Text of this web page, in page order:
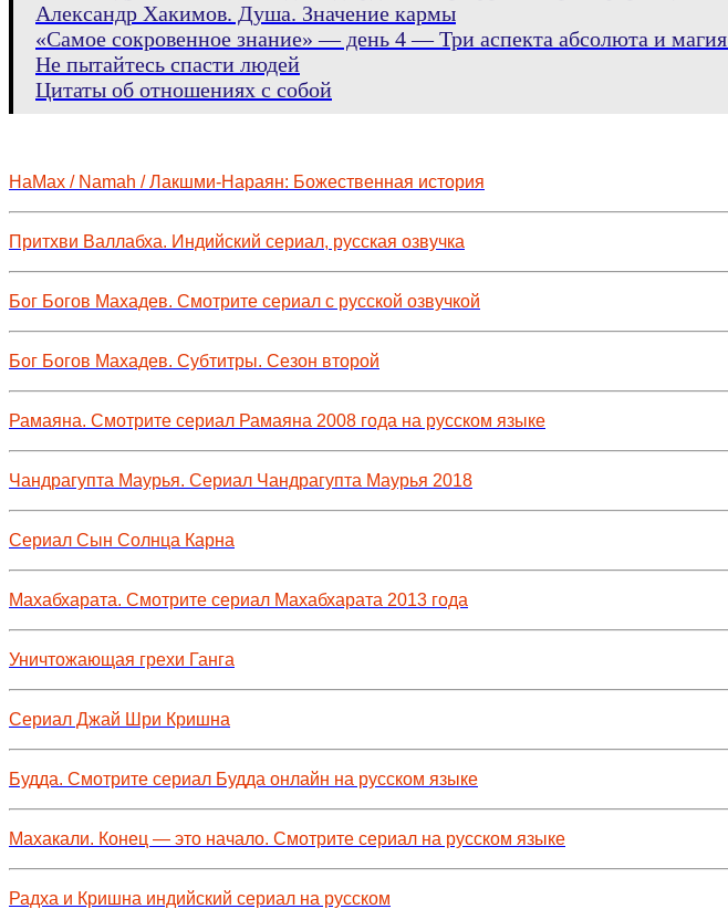
Александр Хакимов. Душа. Значение кармы
«Самое сокровенное знание» — день 4 — Три аспекта абсолюта и магия
Не пытайтесь спасти людей
Цитаты об отношениях с собой
НаМах / Namah / Лакшми-Нараян: Божественная история
Притхви Валлабха. Индийский сериал, русская озвучка
Бог Богов Махадев. Смотрите сериал с русской озвучкой
Бог Богов Махадев. Субтитры. Сезон второй
Рамаяна. Смотрите сериал Рамаяна 2008 года на русском языке
Чандрагупта Маурья. Сериал Чандрагупта Маурья 2018
Сериал Сын Солнца Карна
Махабхарата. Смотрите сериал Махабхарата 2013 года
Уничтожающая грехи Ганга
Сериал Джай Шри Кришна
Будда. Смотрите сериал Будда онлайн на русском языке
Махакали. Конец — это начало. Смотрите сериал на русском языке
Радха и Кришна индийский сериал на русском